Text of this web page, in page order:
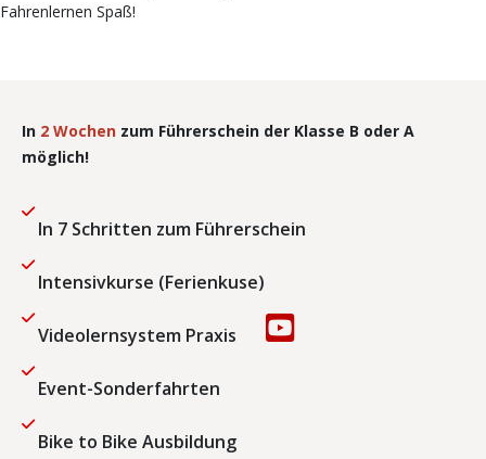
Fahrenlernen Spaß!
In 2 Wochen zum Führerschein der Klasse B oder A
möglich!
In 7 Schritten zum Führerschein
Intensivkurse (Ferienkuse)
Videolernsystem Praxis
Event-Sonderfahrten
Bike to Bike Ausbildung